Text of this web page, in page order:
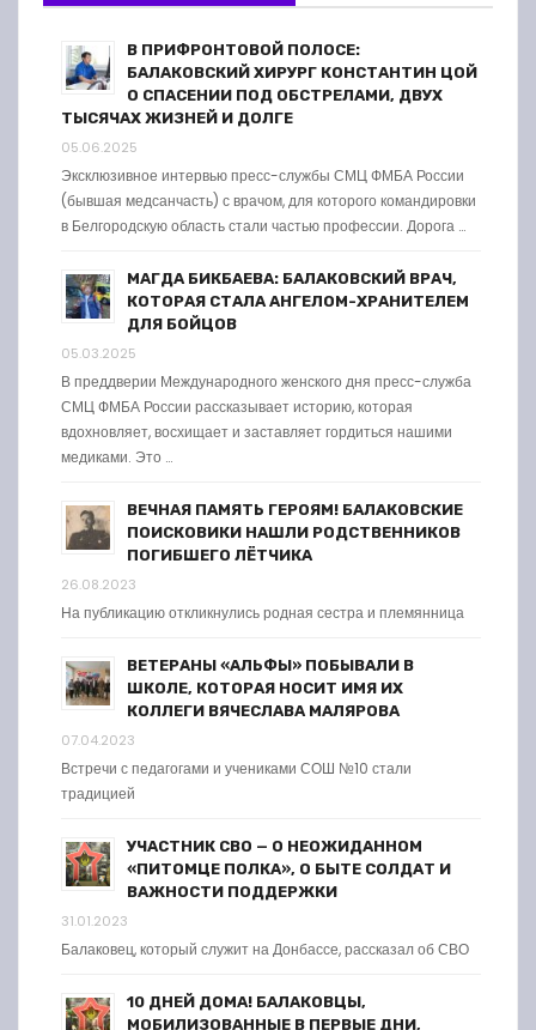
В ПРИФРОНТОВОЙ ПОЛОСЕ:
БАЛАКОВСКИЙ ХИРУРГ КОНСТАНТИН ЦОЙ
О СПАСЕНИИ ПОД ОБСТРЕЛАМИ, ДВУХ
ТЫСЯЧАХ ЖИЗНЕЙ И ДОЛГЕ
05.06.2025
Эксклюзивное интервью пресс-службы СМЦ ФМБА России
(бывшая медсанчасть) с врачом, для которого командировки
в Белгородскую область стали частью профессии. Дорога …
МАГДА БИКБАЕВА: БАЛАКОВСКИЙ ВРАЧ,
КОТОРАЯ СТАЛА АНГЕЛОМ-ХРАНИТЕЛЕМ
ДЛЯ БОЙЦОВ
05.03.2025
В преддверии Международного женского дня пресс-служба
СМЦ ФМБА России рассказывает историю, которая
вдохновляет, восхищает и заставляет гордиться нашими
медиками. Это …
ВЕЧНАЯ ПАМЯТЬ ГЕРОЯМ! БАЛАКОВСКИЕ
ПОИСКОВИКИ НАШЛИ РОДСТВЕННИКОВ
ПОГИБШЕГО ЛЁТЧИКА
26.08.2023
На публикацию откликнулись родная сестра и племянница
ВЕТЕРАНЫ «АЛЬФЫ» ПОБЫВАЛИ В
ШКОЛЕ, КОТОРАЯ НОСИТ ИМЯ ИХ
КОЛЛЕГИ ВЯЧЕСЛАВА МАЛЯРОВА
07.04.2023
Встречи с педагогами и учениками СОШ №10 стали
традицией
УЧАСТНИК СВО — О НЕОЖИДАННОМ
«ПИТОМЦЕ ПОЛКА», О БЫТЕ СОЛДАТ И
ВАЖНОСТИ ПОДДЕРЖКИ
31.01.2023
Балаковец, который служит на Донбассе, рассказал об СВО
10 ДНЕЙ ДОМА! БАЛАКОВЦЫ,
МОБИЛИЗОВАННЫЕ В ПЕРВЫЕ ДНИ,